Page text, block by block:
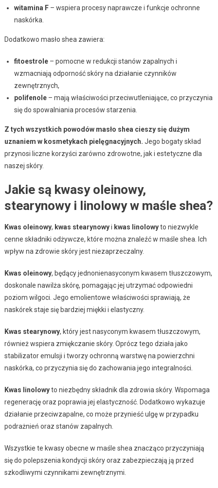
witamina F– wspiera procesy naprawcze i funkcje ochronne
naskórka.
Dodatkowo masło shea zawiera:
fitoestrole– pomocne w redukcji stanów zapalnych i
wzmacniają odporność skóry na działanie czynników
zewnętrznych,
polifenole– mają właściwości przeciwutleniające, co przyczynia
się do spowalniania procesów starzenia.
Z tych wszystkich powodów masło shea cieszy się dużym
uznaniem w kosmetykach pielęgnacyjnych. Jego bogaty skład
przynosi liczne korzyści zarówno zdrowotne, jak i estetyczne dla
naszej skóry.
Jakie są kwasy oleinowy,
stearynowy i linolowy w maśle shea?
Kwas oleinowy, kwas stearynowyi kwas linolowyto niezwykle
cenne składniki odżywcze, które można znaleźć w maśle shea. Ich
wpływ na zdrowie skóry jest niezaprzeczalny.
Kwas oleinowy, będący jednonienasyconym kwasem tłuszczowym,
doskonale nawilża skórę, pomagając jej utrzymać odpowiedni
poziom wilgoci. Jego emolientowe właściwości sprawiają, że
naskórek staje się bardziej miękki i elastyczny.
Kwas stearynowy, który jest nasyconym kwasem tłuszczowym,
również wspiera zmiękczanie skóry. Oprócz tego działa jako
stabilizator emulsji i tworzy ochronną warstwę na powierzchni
naskórka, co przyczynia się do zachowania jego integralności.
Kwas linolowyto niezbędny składnik dla zdrowia skóry. Wspomaga
regenerację oraz poprawia jej elastyczność. Dodatkowo wykazuje
działanie przeciwzapalne, co może przynieść ulgę w przypadku
podrażnień oraz stanów zapalnych.
Wszystkie te kwasy obecne w maśle shea znacząco przyczyniają
się do polepszenia kondycji skóry oraz zabezpieczają ją przed
szkodliwymi czynnikami zewnętrznymi.